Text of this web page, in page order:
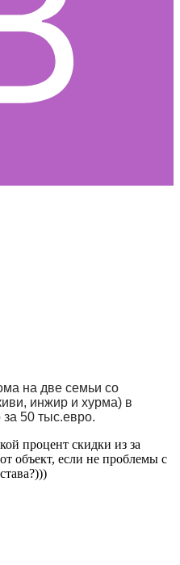
на две семьи со
инжир и хурма) в
50 тыс.евро.
процент скидки из за
объект, если не проблемы с